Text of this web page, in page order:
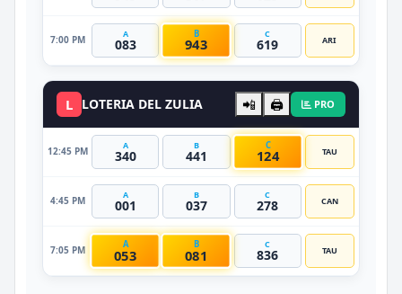
7:00 PM A
083
B
943
C
619 ARI
L LOTERIA DEL ZULIA 📲 🖨️ PRO
12:45 PM A
340
B
441
C
124 TAU
4:45 PM A
001
B
037
C
278 CAN
7:05 PM
A
053
B
081
C
836 TAU